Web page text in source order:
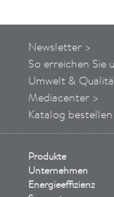
Newsletter >
So erreichen Sie
Umwelt &
Mediacenter >
Katalog
Produkte
Unternehmen
Energieeffizienz